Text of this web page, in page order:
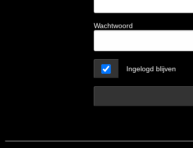
Wachtwoord
Ingelogd blijven